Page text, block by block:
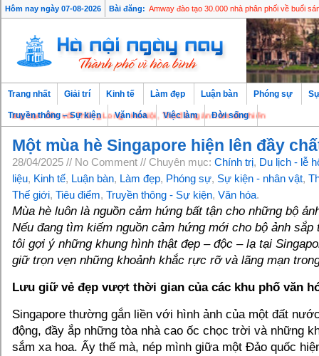
Hôm nay ngày 07-08-2026 Bài đăng: Amway đào tạo 30.000 nhà phân phối về buổi
bạn đến với Thăng Long - Hà Nội, Thủ đô ngàn năm văn hiến
Trang nhất Giải trí Kinh tế Làm đẹp Luận bàn Phóng sự
Truyền thông – Sự kiện Văn hóa Việc làm Đời sống
Một mùa hè Singapore hiện lên đầy
28/04/2025 // No Comment // Chuyên mục: Chính trị, Du lịch - lễ
liệu, Kinh tế, Luận bàn, Làm đẹp, Phóng sự, Sự kiện - nhân vật,
Thế giới, Tiêu điểm, Truyền thông - Sự kiện, Văn hóa.
Mùa hè luôn là nguồn cảm hứng bất tận cho những bộ
Nếu đang tìm kiếm nguồn cảm hứng mới cho bộ ảnh
tôi gợi ý những khung hình thật đẹp – độc – lạ tại
giữ trọn vẹn những khoảnh khắc rực rỡ và lãng mạn
Lưu giữ vẻ đẹp vượt thời gian của các khu phố văn
Singapore thường gắn liền với hình ảnh của một đất
động, đầy ắp những tòa nhà cao ốc chọc trời và những
sắm xa hoa. Ấy thế mà, nép mình giữa một Đảo quốc